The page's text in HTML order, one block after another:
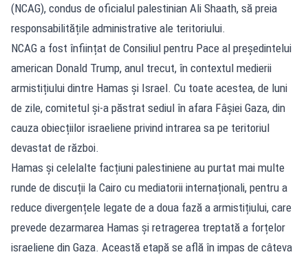
(NCAG), condus de oficialul palestinian Ali Shaath, să preia
responsabilitățile administrative ale teritoriului.
NCAG a fost înființat de Consiliul pentru Pace al președintelui
american Donald Trump, anul trecut, în contextul medierii
armistițiului dintre Hamas și Israel. Cu toate acestea, de luni
de zile, comitetul și-a păstrat sediul în afara Fâșiei Gaza, din
cauza obiecțiilor israeliene privind intrarea sa pe teritoriul
devastat de război.
Hamas și celelalte facțiuni palestiniene au purtat mai multe
runde de discuții la Cairo cu mediatorii internaționali, pentru a
reduce divergențele legate de a doua fază a armistițiului, care
prevede dezarmarea Hamas și retragerea treptată a forțelor
israeliene din Gaza. Această etapă se află în impas de câteva